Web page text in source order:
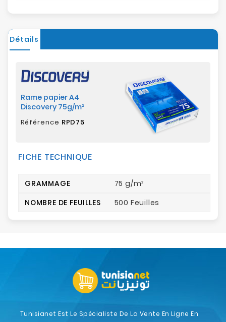
Détails
Rame papier A4
Discovery 75g/m²
Référence RPD75
FICHE TECHNIQUE
GRAMMAGE
75 g/m²
NOMBRE DE FEUILLES
500 Feuilles
Tunisianet Est Le Spécialiste De La Vente En Ligne En